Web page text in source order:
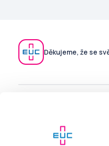
Děkujeme, že se
V případě technických
nebo